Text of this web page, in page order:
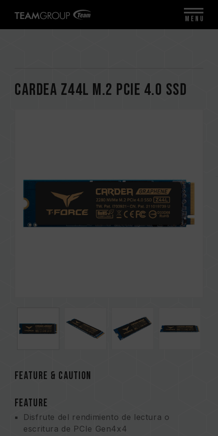
CARDEA Z44L M.2 PCIe 4.0 SSD
FEATURE & CAUTION
FEATURE
Disfrute del rendimiento de lectura o
escritura de PCIe Gen4x4
MENU